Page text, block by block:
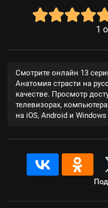
1
Смотрите онлайн 13
Анатомия страсти на
качестве. Просмотр
телевизорах,
на iOS, Android и Windows